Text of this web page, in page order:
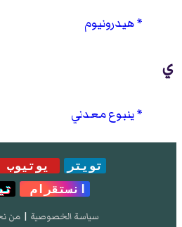
هيدرونيوم
ي
ينبوع معدني
تويتر يوتيوب
انستقرام
سياسة الخصوصية | من